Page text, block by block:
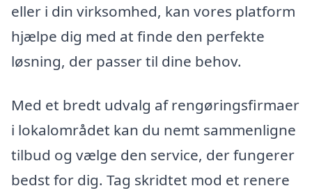
eller i din virksomhed, kan vores platform
hjælpe dig med at finde den perfekte
løsning, der passer til dine behov.
Med et bredt udvalg af rengøringsfirmaer
i lokalområdet kan du nemt sammenligne
tilbud og vælge den service, der fungerer
bedst for dig. Tag skridtet mod et renere